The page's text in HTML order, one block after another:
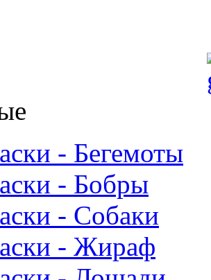
- Бегемоты
- Бобры
- Собаки
- Жираф